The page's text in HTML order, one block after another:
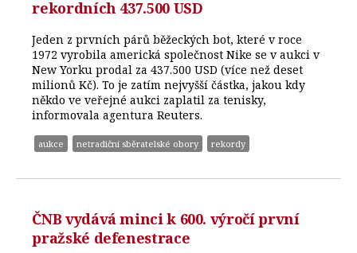
rekordních 437.500 USD
Jeden z prvních párů běžeckých bot, které v roce
1972 vyrobila americká společnost Nike se v aukci v
New Yorku prodal za 437.500 USD (více než deset
milionů Kč). To je zatím nejvyšší částka, jakou kdy
někdo ve veřejné aukci zaplatil za tenisky,
informovala agentura Reuters.
aukce netradiční sběratelské obory rekordy
ČNB vydává minci k 600. výročí první
pražské defenestrace